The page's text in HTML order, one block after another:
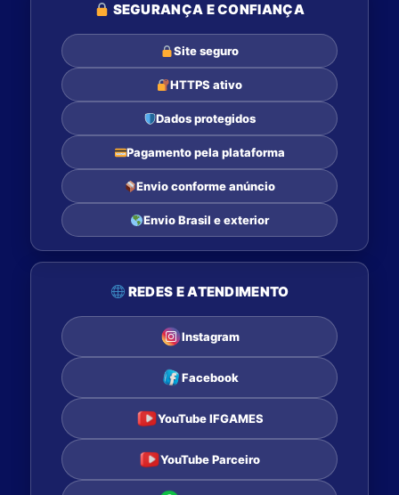
SEGURANÇA E CONFIANÇA
Site seguro
HTTPS ativo
Dados protegidos
Pagamento pela plataforma
Envio conforme anúncio
Envio Brasil e exterior
REDES E ATENDIMENTO
Instagram
Facebook
YouTube IFGAMES
YouTube Parceiro